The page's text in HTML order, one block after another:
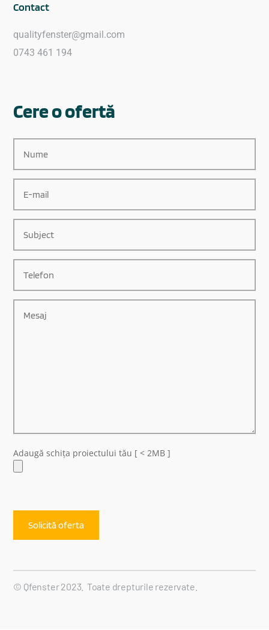
Contact
qualityfenster@gmail.com
0743 461 194
Cere o ofertă
Adaugă schița proiectului tău [ < 2MB ]
© Qfenster 2023. Toate drepturile rezervate.